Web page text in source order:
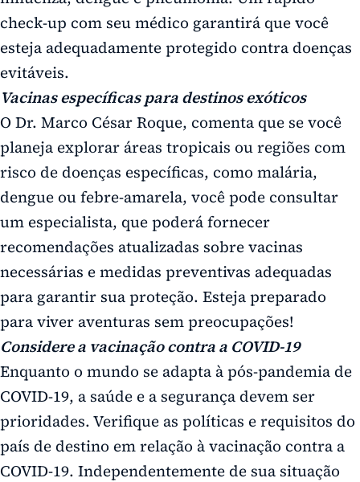
check-up com seu médico garantirá que você
esteja adequadamente protegido contra doenças
evitáveis.
Vacinas específicas para destinos exóticos
O Dr. Marco César Roque, comenta que se você
planeja explorar áreas tropicais ou regiões com
risco de doenças específicas, como malária,
dengue ou febre-amarela, você pode consultar
um especialista, que poderá fornecer
recomendações atualizadas sobre vacinas
necessárias e medidas preventivas adequadas
para garantir sua proteção. Esteja preparado
para viver aventuras sem preocupações!
Considere a vacinação contra a COVID-19
Enquanto o mundo se adapta à pós-pandemia de
COVID-19, a saúde e a segurança devem ser
prioridades. Verifique as políticas e requisitos do
país de destino em relação à vacinação contra a
COVID-19. Independentemente de sua situação